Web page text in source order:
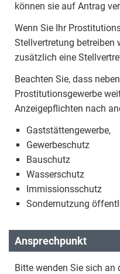
können sie auf Antrag
Wenn Sie Ihr
Stellvertretung betreiben
zusätzlich eine
Beachten Sie, dass
Prostitutionsgewerbe
Anzeigepflichten nach
Gaststättengewerbe,
Gewerbeschutz
Bauschutz
Wasserschutz
Immissionsschutz
Sondernutzung
Ansprechpunkt
Bitte wenden Sie sich an